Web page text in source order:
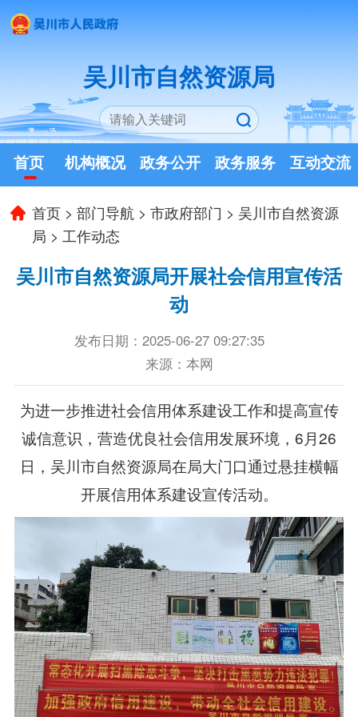
吴川市自然资源局
首页 机构概况 政务公开 政务服务 互动交流
首页 >部门导航 >市政府部门 > 吴川市自然资源
局 > 工作动态
吴川市自然资源局开展社会信用宣传活
动
发布日期：2025-06-27 09:27:35
来源：本网
为进一步推进社会信用体系建设工作和提高宣传
诚信意识，营造优良社会信用发展环境，6月26
日，吴川市自然资源局在局大门口通过悬挂横幅
开展信用体系建设宣传活动。